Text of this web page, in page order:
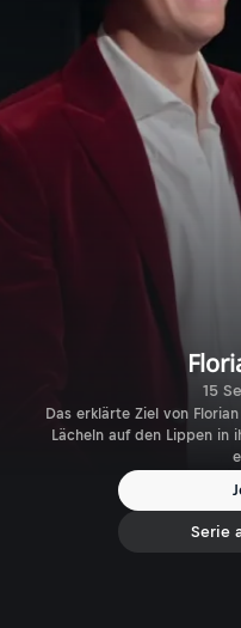
15
Das erklärte Ziel von
Lächeln auf den Lippen in
Serie